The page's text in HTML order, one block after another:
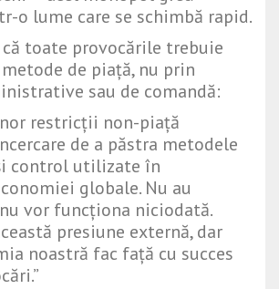
o lume care se schimbă rapid.
toate provocările trebuie
de piață, nu prin
sau de comandă:
restricții non-piață
de a păstra metodele
control utilizate în
globale. Nu au
vor funcționa niciodată.
presiune externă, dar
noastră fac față cu succes